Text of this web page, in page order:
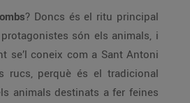
? Doncs és el ritu principal
són els animals, i
se’l coneix com a Sant Antoni
rucs, perquè és el tradicional
animals destinats a fer feines